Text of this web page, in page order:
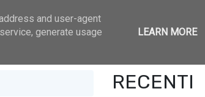
Governo Aree di intervento
RECENTI
and user-agent
generate usage
LEARN MORE